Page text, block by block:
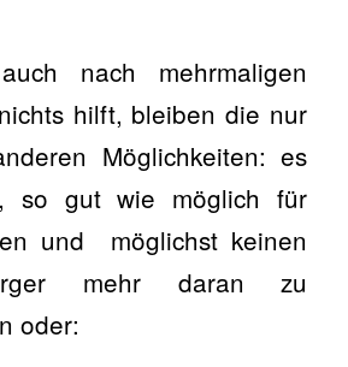
nach mehrmaligen
hilft, bleiben die nur
Möglichkeiten: es
so gut wie möglich für
und möglichst keinen
mehr daran zu
oder: